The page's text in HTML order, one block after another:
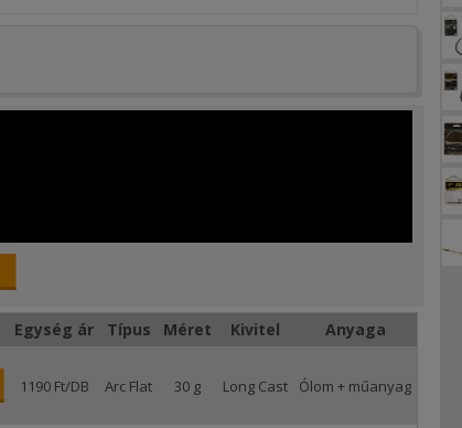
Egység ár Típus Méret Kivitel Anyaga
1190 Ft/DB Arc Flat 30 g Long Cast Ólom + műanyag